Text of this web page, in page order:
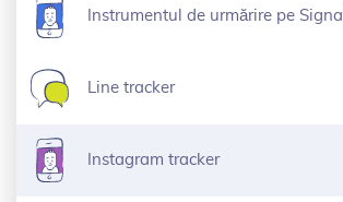
Instrumentul de urmărire pe Signal
Line tracker
Instagram tracker